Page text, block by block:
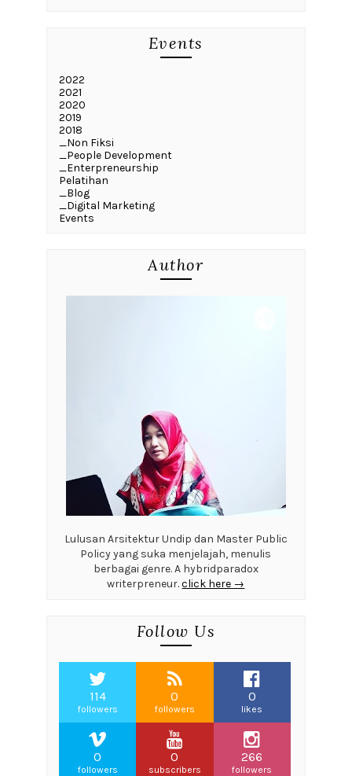
Events
2022
2021
2020
2019
2018
_Non Fiksi
_People Development
_Enterpreneurship
Pelatihan
_Blog
_Digital Marketing
Events
Author
Lulusan Arsitektur Undip dan Master Public
Policy yang suka menjelajah, menulis
berbagai genre. A hybridparadox
writerpreneur.click here →
Follow Us
114
followers
0
followers
0
likes
0
followers
0
subscribers
266
followers